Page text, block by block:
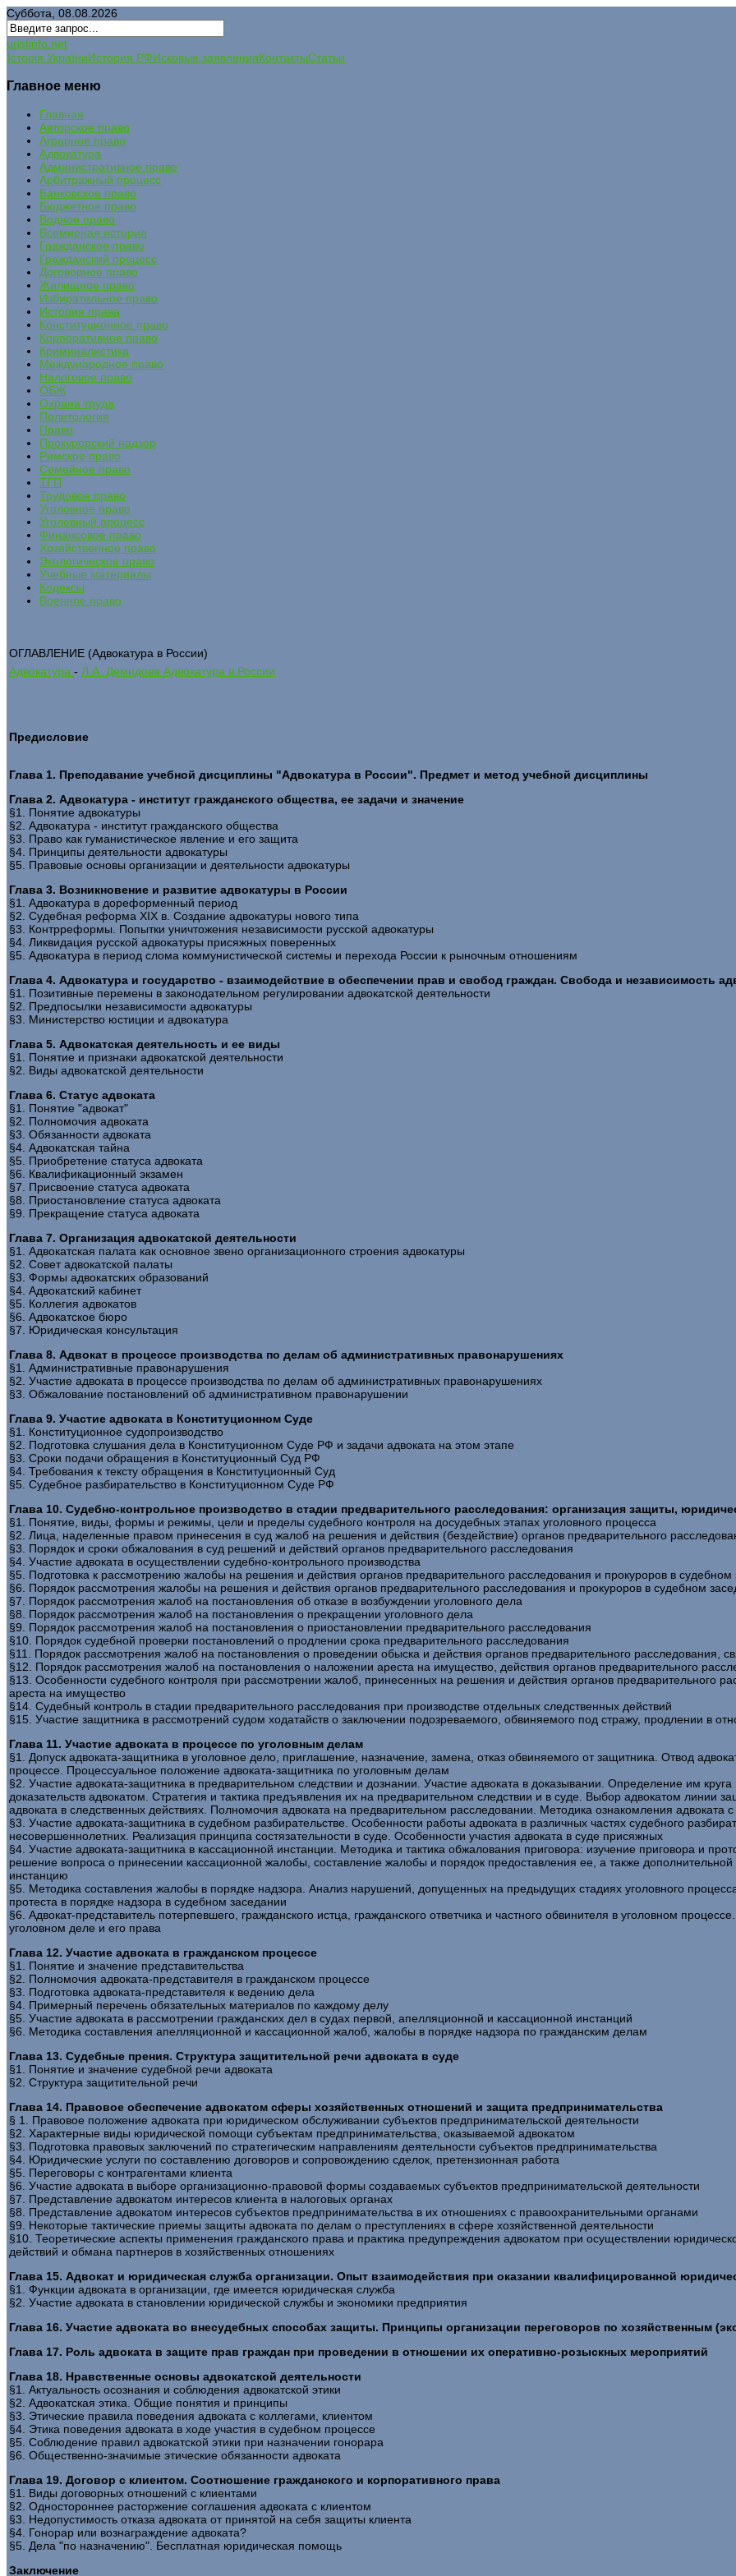
Суббота, 08.08.2026
uristinfo.net
Історія УкраїниИстория РФИсковые заявленияКонтактыСтатьи
Главное меню
Главная
Авторское право
Аграрное право
Адвокатура
Административное право
Арбитражный процесс
Банковское право
Бюджетное право
Водное право
Всемирная история
Гражданское право
Гражданский процесс
Договорное право
Жилищное право
Избирательное право
История права
Конституционное право
Корпоративное право
Криминалистика
Международное право
Налоговое право
ОБЖ
Охрана труда
Политология
Право
Прокурорский надзор
Римское право
Семейное право
ТГП
Трудовое право
Уголовное право
Уголовный процесс
Финансовое право
Хозяйственное право
Экологическое право
Учебные материалы
Кодексы
Военное право
ОГЛАВЛЕНИЕ (Адвокатура в России)
Адвокатура - Л.А. Демидова Адвокатура в России
Предисловие
Глава 1. Преподавание учебной дисциплины "Адвокатура в России". Предмет и метод учебной дисциплины
Глава 2. Адвокатура - институт гражданского общества, ее задачи и значение
§1. Понятие адвокатуры
§2. Адвокатура - институт гражданского общества
§3. Право как гуманистическое явление и его защита
§4. Принципы деятельности адвокатуры
§5. Правовые основы организации и деятельности адвокатуры
Глава 3. Возникновение и развитие адвокатуры в России
§1. Адвокатура в дореформенный период
§2. Судебная реформа XIX в. Создание адвокатуры нового типа
§3. Контрреформы. Попытки уничтожения независимости русской адвокатуры
§4. Ликвидация русской адвокатуры присяжных поверенных
§5. Адвокатура в период слома коммунистической системы и перехода России к рыночным отношениям
Глава 4. Адвокатура и государство - взаимодействие в обеспечении прав и свобод граждан. Свобода и независимость
§1. Позитивные перемены в законодательном регулировании адвокатской деятельности
§2. Предпосылки независимости адвокатуры
§3. Министерство юстиции и адвокатура
Глава 5. Адвокатская деятельность и ее виды
§1. Понятие и признаки адвокатской деятельности
§2. Виды адвокатской деятельности
Глава 6. Статус адвоката
§1. Понятие "адвокат"
§2. Полномочия адвоката
§3. Обязанности адвоката
§4. Адвокатская тайна
§5. Приобретение статуса адвоката
§6. Квалификационный экзамен
§7. Присвоение статуса адвоката
§8. Приостановление статуса адвоката
§9. Прекращение статуса адвоката
Глава 7. Организация адвокатской деятельности
§1. Адвокатская палата как основное звено организационного строения адвокатуры
§2. Совет адвокатской палаты
§3. Формы адвокатских образований
§4. Адвокатский кабинет
§5. Коллегия адвокатов
§6. Адвокатское бюро
§7. Юридическая консультация
Глава 8. Адвокат в процессе производства по делам об административных правонарушениях
§1. Административные правонарушения
§2. Участие адвоката в процессе производства по делам об административных правонарушениях
§3. Обжалование постановлений об административном правонарушении
Глава 9. Участие адвоката в Конституционном Суде
§1. Конституционное судопроизводство
§2. Подготовка слушания дела в Конституционном Суде РФ и задачи адвоката на этом этапе
§3. Сроки подачи обращения в Конституционный Суд РФ
§4. Требования к тексту обращения в Конституционный Суд
§5. Судебное разбирательство в Конституционном Суде РФ
Глава 10. Судебно-контрольное производство в стадии предварительного расследования: организация защиты,
§1. Понятие, виды, формы и режимы, цели и пределы судебного контроля на досудебных этапах уголовного процесса
§2. Лица, наделенные правом принесения в суд жалоб на решения и действия (бездействие) органов предварительного
§3. Порядок и сроки обжалования в суд решений и действий органов предварительного расследования
§4. Участие адвоката в осуществлении судебно-контрольного производства
§5. Подготовка к рассмотрению жалобы на решения и действия органов предварительного расследования и прокуроров в судебном
§6. Порядок рассмотрения жалобы на решения и действия органов предварительного расследования и прокуроров в судебном
§7. Порядок рассмотрения жалоб на постановления об отказе в возбуждении уголовного дела
§8. Порядок рассмотрения жалоб на постановления о прекращении уголовного дела
§9. Порядок рассмотрения жалоб на постановления о приостановлении предварительного расследования
§10. Порядок судебной проверки постановлений о продлении срока предварительного расследования
§11. Порядок рассмотрения жалоб на постановления о проведении обыска и действия органов предварительного расследования,
§12. Порядок рассмотрения жалоб на постановления о наложении ареста на имущество, действия органов предварительного
§13. Особенности судебного контроля при рассмотрении жалоб, принесенных на решения и действия органов предварительного
ареста на имущество
§14. Судебный контроль в стадии предварительного расследования при производстве отдельных следственных действий
§15. Участие защитника в рассмотрений судом ходатайств о заключении подозреваемого, обвиняемого под стражу, продлении в
Глава 11. Участие адвоката в процессе по уголовным делам
§1. Допуск адвоката-защитника в уголовное дело, приглашение, назначение, замена, отказ обвиняемого от защитника. Отвод
процессе. Процессуальное положение адвоката-защитника по уголовным делам
§2. Участие адвоката-защитника в предварительном следствии и дознании. Участие адвоката в доказывании. Определение им
доказательств адвокатом. Стратегия и тактика предъявления их на предварительном следствии и в суде. Выбор адвокатом линии
адвоката в следственных действиях. Полномочия адвоката на предварительном расследовании. Методика ознакомления адвоката
§3. Участие адвоката-защитника в судебном разбирательстве. Особенности работы адвоката в различных частях судебного
несовершеннолетних. Реализация принципа состязательности в суде. Особенности участия адвоката в суде присяжных
§4. Участие адвоката-защитника в кассационной инстанции. Методика и тактика обжалования приговора: изучение приговора и
решение вопроса о принесении кассационной жалобы, составление жалобы и порядок предоставления ее, а также
инстанцию
§5. Методика составления жалобы в порядке надзора. Анализ нарушений, допущенных на предыдущих стадиях уголовного
протеста в порядке надзора в судебном заседании
§6. Адвокат-представитель потерпевшего, гражданского истца, гражданского ответчика и частного обвинителя в уголовном
уголовном деле и его права
Глава 12. Участие адвоката в гражданском процессе
§1. Понятие и значение представительства
§2. Полномочия адвоката-представителя в гражданском процессе
§3. Подготовка адвоката-представителя к ведению дела
§4. Примерный перечень обязательных материалов по каждому делу
§5. Участие адвоката в рассмотрении гражданских дел в судах первой, апелляционной и кассационной инстанций
§6. Методика составления апелляционной и кассационной жалоб, жалобы в порядке надзора по гражданским делам
Глава 13. Судебные прения. Структура защитительной речи адвоката в суде
§1. Понятие и значение судебной речи адвоката
§2. Структура защитительной речи
Глава 14. Правовое обеспечение адвокатом сферы хозяйственных отношений и защита предпринимательства
§ 1. Правовое положение адвоката при юридическом обслуживании субъектов предпринимательской деятельности
§2. Характерные виды юридической помощи субъектам предпринимательства, оказываемой адвокатом
§3. Подготовка правовых заключений по стратегическим направлениям деятельности субъектов предпринимательства
§4. Юридические услуги по составлению договоров и сопровождению сделок, претензионная работа
§5. Переговоры с контрагентами клиента
§6. Участие адвоката в выборе организационно-правовой формы создаваемых субъектов предпринимательской деятельности
§7. Представление адвокатом интересов клиента в налоговых органах
§8. Представление адвокатом интересов субъектов предпринимательства в их отношениях с правоохранительными органами
§9. Некоторые тактические приемы защиты адвоката по делам о преступлениях в сфере хозяйственной деятельности
§10. Теоретические аспекты применения гражданского права и практика предупреждения адвокатом при осуществлении
действий и обмана партнеров в хозяйственных отношениях
Глава 15. Адвокат и юридическая служба организации. Опыт взаимодействия при оказании квалифицированной
§1. Функции адвоката в организации, где имеется юридическая служба
§2. Участие адвоката в становлении юридической службы и экономики предприятия
Глава 16. Участие адвоката во внесудебных способах защиты. Принципы организации переговоров по хозяйственным
Глава 17. Роль адвоката в защите прав граждан при проведении в отношении их оперативно-розыскных мероприятий
Глава 18. Нравственные основы адвокатской деятельности
§1. Актуальность осознания и соблюдения адвокатской этики
§2. Адвокатская этика. Общие понятия и принципы
§3. Этические правила поведения адвоката с коллегами, клиентом
§4. Этика поведения адвоката в ходе участия в судебном процессе
§5. Соблюдение правил адвокатской этики при назначении гонорара
§6. Общественно-значимые этические обязанности адвоката
Глава 19. Договор с клиентом. Соотношение гражданского и корпоративного права
§1. Виды договорных отношений с клиентами
§2. Одностороннее расторжение соглашения адвоката с клиентом
§3. Недопустимость отказа адвоката от принятой на себя защиты клиента
§4. Гонорар или вознаграждение адвоката?
§5. Дела "по назначению". Бесплатная юридическая помощь
Заключение